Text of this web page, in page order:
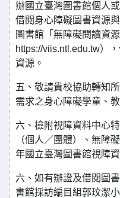
辦國立臺灣圖書館個人
借閱身心障礙圖書資源
圖書館「無障礙閱讀資
https://viis.ntl.edu.tw）
資源。
五、敬請貴校協助轉知
需求之身心障礙學童、
六、檢附視障資料中心
（個人／團體）、無障
年國立臺灣圖書館視障
六、如有辦證及借閱圖
書館採訪編目組郭玟潔